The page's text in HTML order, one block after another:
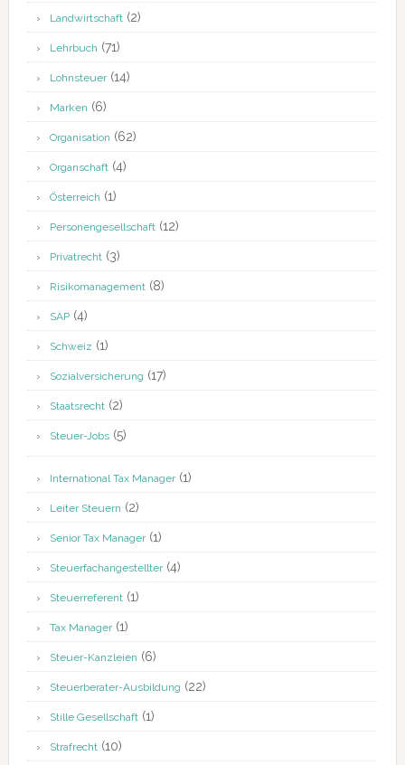
Landwirtschaft(2)
Lehrbuch (71)
Lohnsteuer(14)
Marken (6)
Organisation (62)
Organschaft(4)
Österreich (1)
Personengesellschaft(12)
Privatrecht(3)
Risikomanagement(8)
SAP(4)
Schweiz (1)
Sozialversicherung (17)
Staatsrecht(2)
Steuer-Jobs(5)
International Tax Manager(1)
Leiter Steuern (2)
Senior Tax Manager(1)
Steuerfachangestellter(4)
Steuerreferent(1)
Tax Manager(1)
Steuer-Kanzleien (6)
Steuerberater-Ausbildung (22)
Stille Gesellschaft(1)
Strafrecht(10)